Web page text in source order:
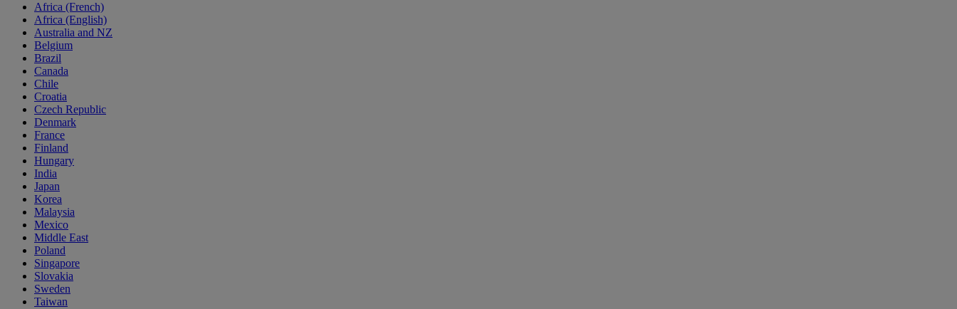
Africa (French)
Africa (English)
Australia and NZ
Belgium
Brazil
Canada
Chile
Croatia
Czech Republic
Denmark
France
Finland
Hungary
India
Japan
Korea
Malaysia
Mexico
Middle East
Poland
Singapore
Slovakia
Sweden
Taiwan